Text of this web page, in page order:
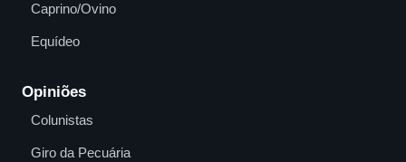
Caprino/Ovino
Equídeo
Opiniões
Colunistas
Giro da Pecuária